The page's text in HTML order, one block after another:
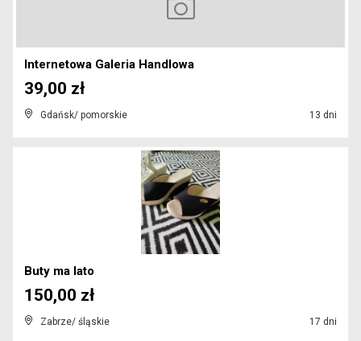
Internetowa Galeria Handlowa
Gdańsk/ pomorskie 13 dni
39,00 zł
Buty ma lato
Zabrze/ śląskie 17 dni
150,00 zł